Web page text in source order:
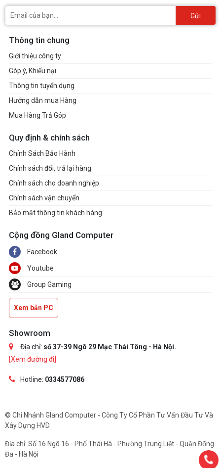
Gửi
Thông tin chung
Giới thiệu công ty
Góp ý, Khiếu nại
Thông tin tuyển dụng
Hướng dẫn mua Hàng
Mua Hàng Trả Góp
Quy định & chính sách
Chính Sách Bảo Hành
Chính sách đổi, trả lại hàng
Chính sách cho doanh nghiệp
Chính sách vận chuyển
Bảo mật thông tin khách hàng
Cộng đồng Gland Computer
Facebook
Youtube
Group Gaming
Xem bản PC
Showroom
Địa chỉ: số 37-39 Ngõ 29 Mạc Thái Tông - Hà Nội.
[Xem đường đi]
Hotline: 0334577086
© Chi Nhánh Gland Computer - Công Ty Cổ Phần Tư Vấn Đầu Tư Và
Xây Dựng HVD
Địa chỉ: Số 16 Ngõ 16 - Phố Thái Hà - Phường Trung Liệt - Quận Đống
Đa - Hà Nội